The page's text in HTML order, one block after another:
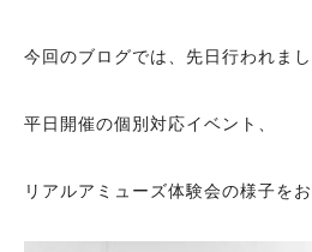
今回のブログでは、先日行われま
平日開催の個別対応イベント、
リアルアミューズ体験会の様子を